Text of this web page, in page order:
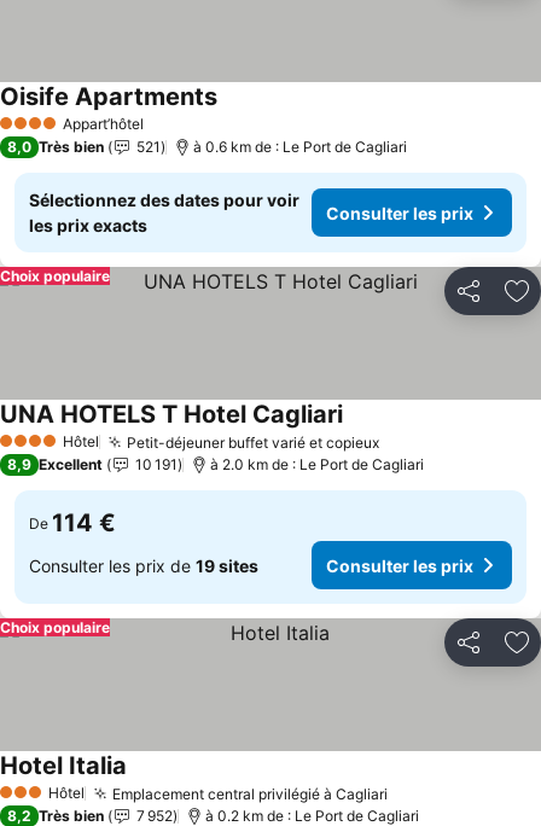
4 Étoiles Appart’hôtel
Oisife Apartments
8,0 Très bien 521 à 0.6 km de : Le Port de Cagliari
Sélectionnez des dates pour voir
les prix exacts
Consulter les prix
Partager
Choix populaire
4 Étoiles Hôtel Petit-déjeuner buffet varié et copieux
UNA HOTELS T Hotel Cagliari
8,9 Excellent 10 191 à 2.0 km de : Le Port de Cagliari
De 114 €
Consulter les prix de 19 sites Consulter les prix
Partager
Choix populaire
3 ÉtoilesHôtel Emplacement central privilégié à Cagliari
Hotel Italia
8,2 Très bien 7 952 à 0.2 km de : Le Port de Cagliari